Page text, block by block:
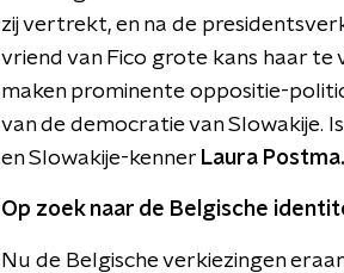
zij vertrekt, en na de
vriend van Fico grote kans haar te
maken prominente oppositie-
van de democratie van Slowakije.
en Slowakije-kenner Laura Postma.
Op zoek naar de Belgische
Nu de Belgische verkiezingen